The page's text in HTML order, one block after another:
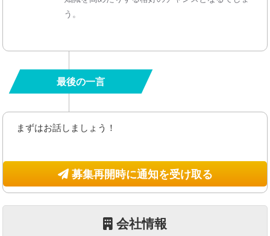
う。
最後の一言
まずはお話しましょう！
募集再開時に通知を受け取る
会社情報